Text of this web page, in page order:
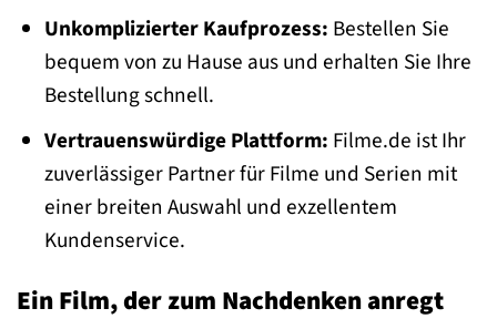
Unkomplizierter Kaufprozess: Bestellen Sie
bequem von zu Hause aus und erhalten Sie Ihre
Bestellung schnell.
Vertrauenswürdige Plattform: Filme.de ist Ihr
zuverlässiger Partner für Filme und Serien mit
einer breiten Auswahl und exzellentem
Kundenservice.
Ein Film, der zum Nachdenken anregt